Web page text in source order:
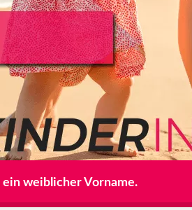
weiblicher Vorname.